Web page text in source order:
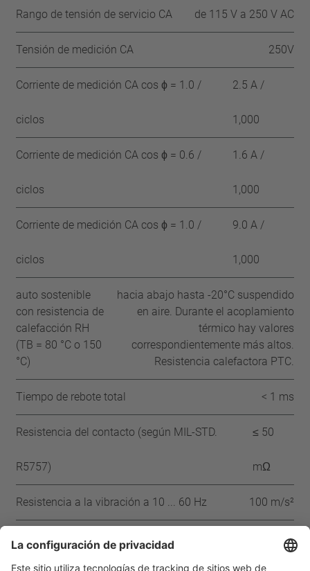
Rango de tensión de servicio CA de 115 V a 250 V AC
Tensión de medición CA 250V
Corriente de medición CA cos ϕ = 1.0 /
ciclos
2.5 A /
1,000
Corriente de medición CA cos ϕ = 0.6 /
ciclos
1.6 A /
1,000
Corriente de medición CA cos ϕ = 1.0 /
ciclos
9.0 A /
1,000
auto sostenible
con resistencia de
calefacción RH
(TB = 80 °C o 150
°C)
hacia abajo hasta -20°C suspendido
en aire. Durante el acoplamiento
térmico hay valores
correspondientemente más altos.
Resistencia calefactora PTC.
Tiempo de rebote total < 1 ms
Resistencia del contacto (según MIL-STD.
R5757)
≤ 50
mΩ
Resistencia a la vibración a 10 ... 60 Hz 100 m/s²
Aprobaciones